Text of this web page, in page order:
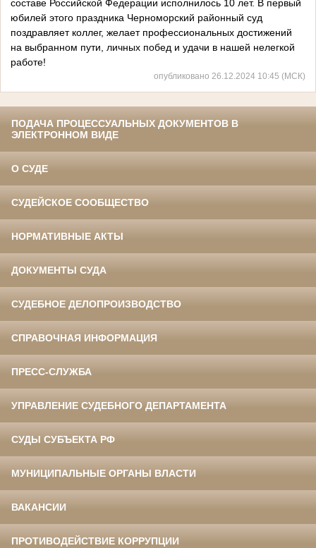
составе Российской Федерации исполнилось 10 лет. В первый
юбилей этого праздника Черноморский районный суд
поздравляет коллег, желает профессиональных достижений
на выбранном пути, личных побед и удачи в нашей нелегкой
работе!
опубликовано 26.12.2024 10:45 (МСК)
ПОДАЧА ПРОЦЕССУАЛЬНЫХ ДОКУМЕНТОВ В
ЭЛЕКТРОННОМ ВИДЕ
О СУДЕ
СУДЕЙСКОЕ СООБЩЕСТВО
НОРМАТИВНЫЕ АКТЫ
ДОКУМЕНТЫ СУДА
СУДЕБНОЕ ДЕЛОПРОИЗВОДСТВО
СПРАВОЧНАЯ ИНФОРМАЦИЯ
ПРЕСС-СЛУЖБА
УПРАВЛЕНИЕ СУДЕБНОГО ДЕПАРТАМЕНТА
СУДЫ СУБЪЕКТА РФ
МУНИЦИПАЛЬНЫЕ ОРГАНЫ ВЛАСТИ
ВАКАНСИИ
ПРОТИВОДЕЙСТВИЕ КОРРУПЦИИ